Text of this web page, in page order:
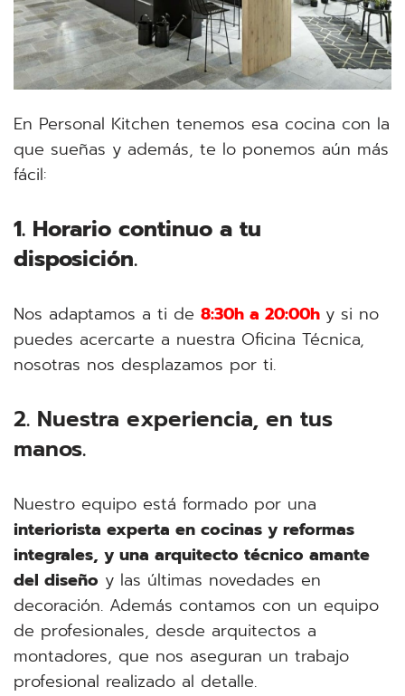
En Personal Kitchen tenemos esa cocina con la
que sueñas y además, te lo ponemos aún más
fácil:
1. Horario continuo a tu
disposición.
Nos adaptamos a ti de 8:30h a 20:00h y si no
puedes acercarte a nuestra Oficina Técnica,
nosotras nos desplazamos por ti.
2. Nuestra experiencia, en tus
manos.
Nuestro equipo está formado por una
interiorista experta en cocinas y reformas
integrales, y una arquitecto técnico amante
del diseño y las últimas novedades en
decoración. Además contamos con un equipo
de profesionales, desde arquitectos a
montadores, que nos aseguran un trabajo
profesional realizado al detalle.